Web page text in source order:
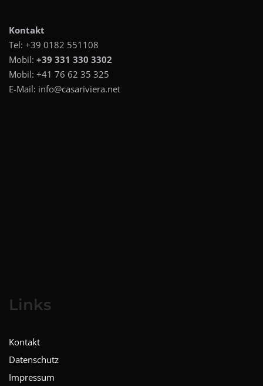
Kontakt
Tel: +39 0182 551108
Mobil: +39 331 330 3302
Mobil: +41 76 62 35 325
E-Mail: info@casariviera.net
Links
Kontakt
Datenschutz
Impressum